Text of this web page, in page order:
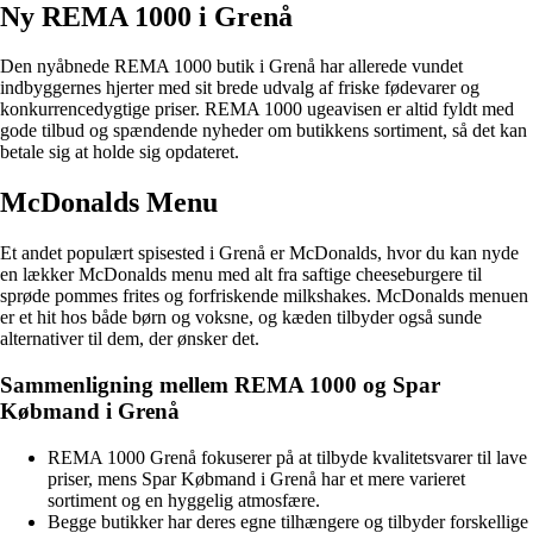
Ny REMA 1000 i Grenå
Den nyåbnede REMA 1000 butik i Grenå har allerede vundet
indbyggernes hjerter med sit brede udvalg af friske fødevarer og
konkurrencedygtige priser. REMA 1000 ugeavisen er altid fyldt med
gode tilbud og spændende nyheder om butikkens sortiment, så det kan
betale sig at holde sig opdateret.
McDonalds Menu
Et andet populært spisested i Grenå er McDonalds, hvor du kan nyde
en lækker McDonalds menu med alt fra saftige cheeseburgere til
sprøde pommes frites og forfriskende milkshakes. McDonalds menuen
er et hit hos både børn og voksne, og kæden tilbyder også sunde
alternativer til dem, der ønsker det.
Sammenligning mellem REMA 1000 og Spar
Købmand i Grenå
REMA 1000 Grenå fokuserer på at tilbyde kvalitetsvarer til lave
priser, mens Spar Købmand i Grenå har et mere varieret
sortiment og en hyggelig atmosfære.
Begge butikker har deres egne tilhængere og tilbyder forskellige